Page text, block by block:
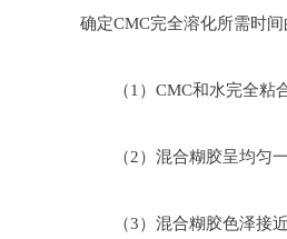
确定CMC完全溶化所需时
（1）CMC和水完全粘合
（2）混合糊胶呈均匀一
（3）混合糊胶色泽接近